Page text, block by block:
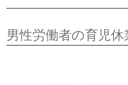
男性労働者の育児休